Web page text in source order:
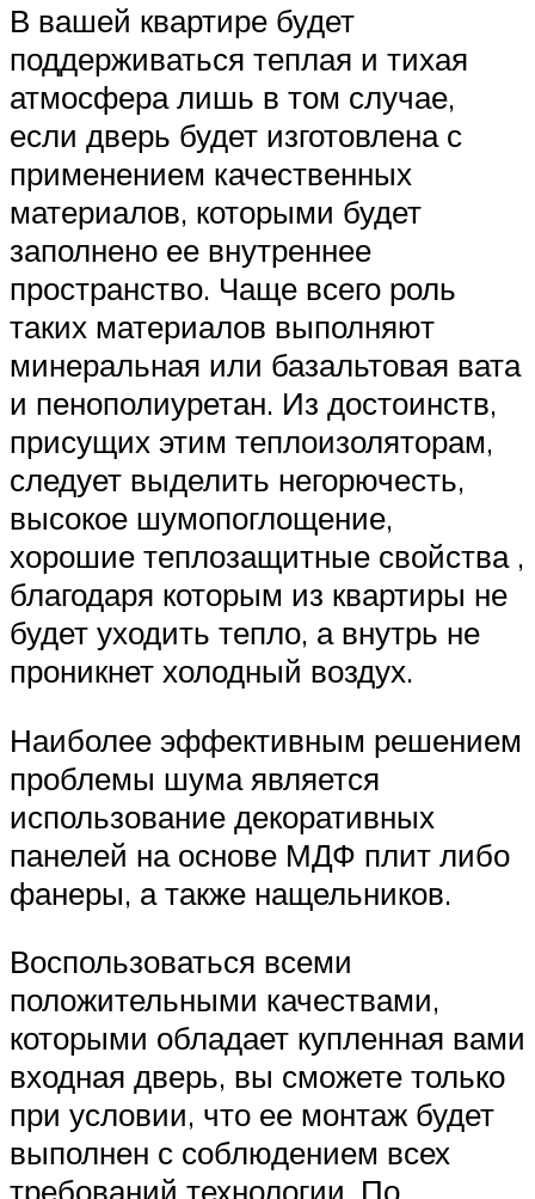
В вашей квартире будет
поддерживаться теплая и тихая
атмосфера лишь в том случае,
если дверь будет изготовлена с
применением качественных
материалов, которыми будет
заполнено ее внутреннее
пространство. Чаще всего роль
таких материалов выполняют
минеральная или базальтовая вата
и пенополиуретан. Из достоинств,
присущих этим теплоизоляторам,
следует выделить негорючесть,
высокое шумопоглощение,
хорошие теплозащитные свойства ,
благодаря которым из квартиры не
будет уходить тепло, а внутрь не
проникнет холодный воздух.
Наиболее эффективным решением
проблемы шума является
использование декоративных
панелей на основе МДФ плит либо
фанеры, а также нащельников.
Воспользоваться всеми
положительными качествами,
которыми обладает купленная вами
входная дверь, вы сможете только
при условии, что ее монтаж будет
выполнен с соблюдением всех
требований технологии. По